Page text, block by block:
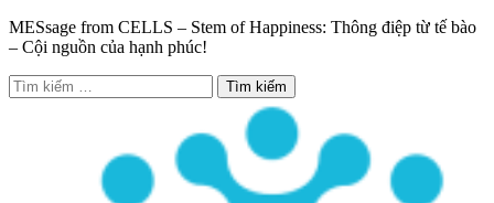
MESsage from CELLS – Stem of Happiness: Thông điệp từ tế bào
– Cội nguồn của hạnh phúc!
Tìm
kiếm